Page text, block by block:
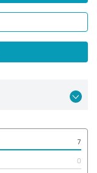
7
0